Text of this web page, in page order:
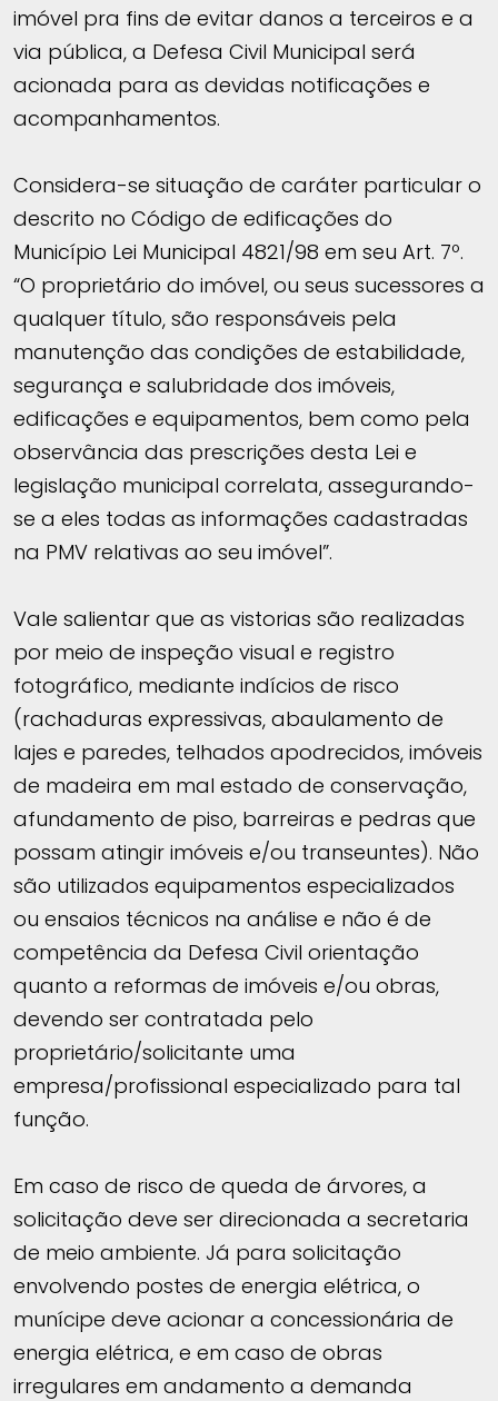
imóvel pra fins de evitar danos a terceiros e a
via pública, a Defesa Civil Municipal será
acionada para as devidas notificações e
acompanhamentos.
Considera-se situação de caráter particular o
descrito no Código de edificações do
Município Lei Municipal 4821/98 em seu Art. 7º.
“O proprietário do imóvel, ou seus sucessores a
qualquer título, são responsáveis pela
manutenção das condições de estabilidade,
segurança e salubridade dos imóveis,
edificações e equipamentos, bem como pela
observância das prescrições desta Lei e
legislação municipal correlata, assegurando-
se a eles todas as informações cadastradas
na PMV relativas ao seu imóvel”.
Vale salientar que as vistorias são realizadas
por meio de inspeção visual e registro
fotográfico, mediante indícios de risco
(rachaduras expressivas, abaulamento de
lajes e paredes, telhados apodrecidos, imóveis
de madeira em mal estado de conservação,
afundamento de piso, barreiras e pedras que
possam atingir imóveis e/ou transeuntes). Não
são utilizados equipamentos especializados
ou ensaios técnicos na análise e não é de
competência da Defesa Civil orientação
quanto a reformas de imóveis e/ou obras,
devendo ser contratada pelo
proprietário/solicitante uma
empresa/profissional especializado para tal
função.
Em caso de risco de queda de árvores, a
solicitação deve ser direcionada a secretaria
de meio ambiente. Já para solicitação
envolvendo postes de energia elétrica, o
munícipe deve acionar a concessionária de
energia elétrica, e em caso de obras
irregulares em andamento a demanda